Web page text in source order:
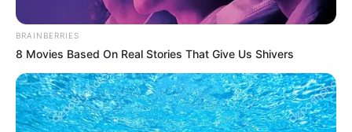
BRAINBERRIES
8 Movies Based On Real Stories That Give Us Shivers